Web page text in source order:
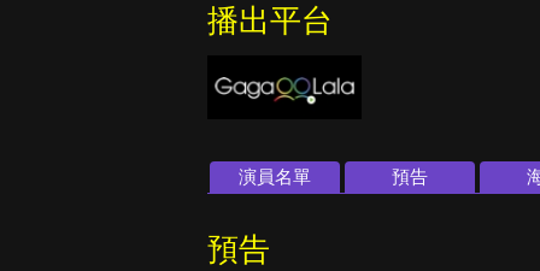
播出平台
演員名單 預告
預告